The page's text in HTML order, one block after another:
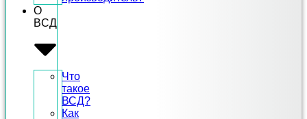
О
ВСД
Что
такое
ВСД?
Как